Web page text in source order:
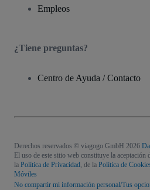
Empleos
¿Tiene preguntas?
Centro de Ayuda / Contacto
Derechos reservados © viagogo GmbH 2026
El uso de este sitio web constituye la aceptación
la Política de Privacidad, de la Política de
Móviles
No compartir mi información personal/Tus